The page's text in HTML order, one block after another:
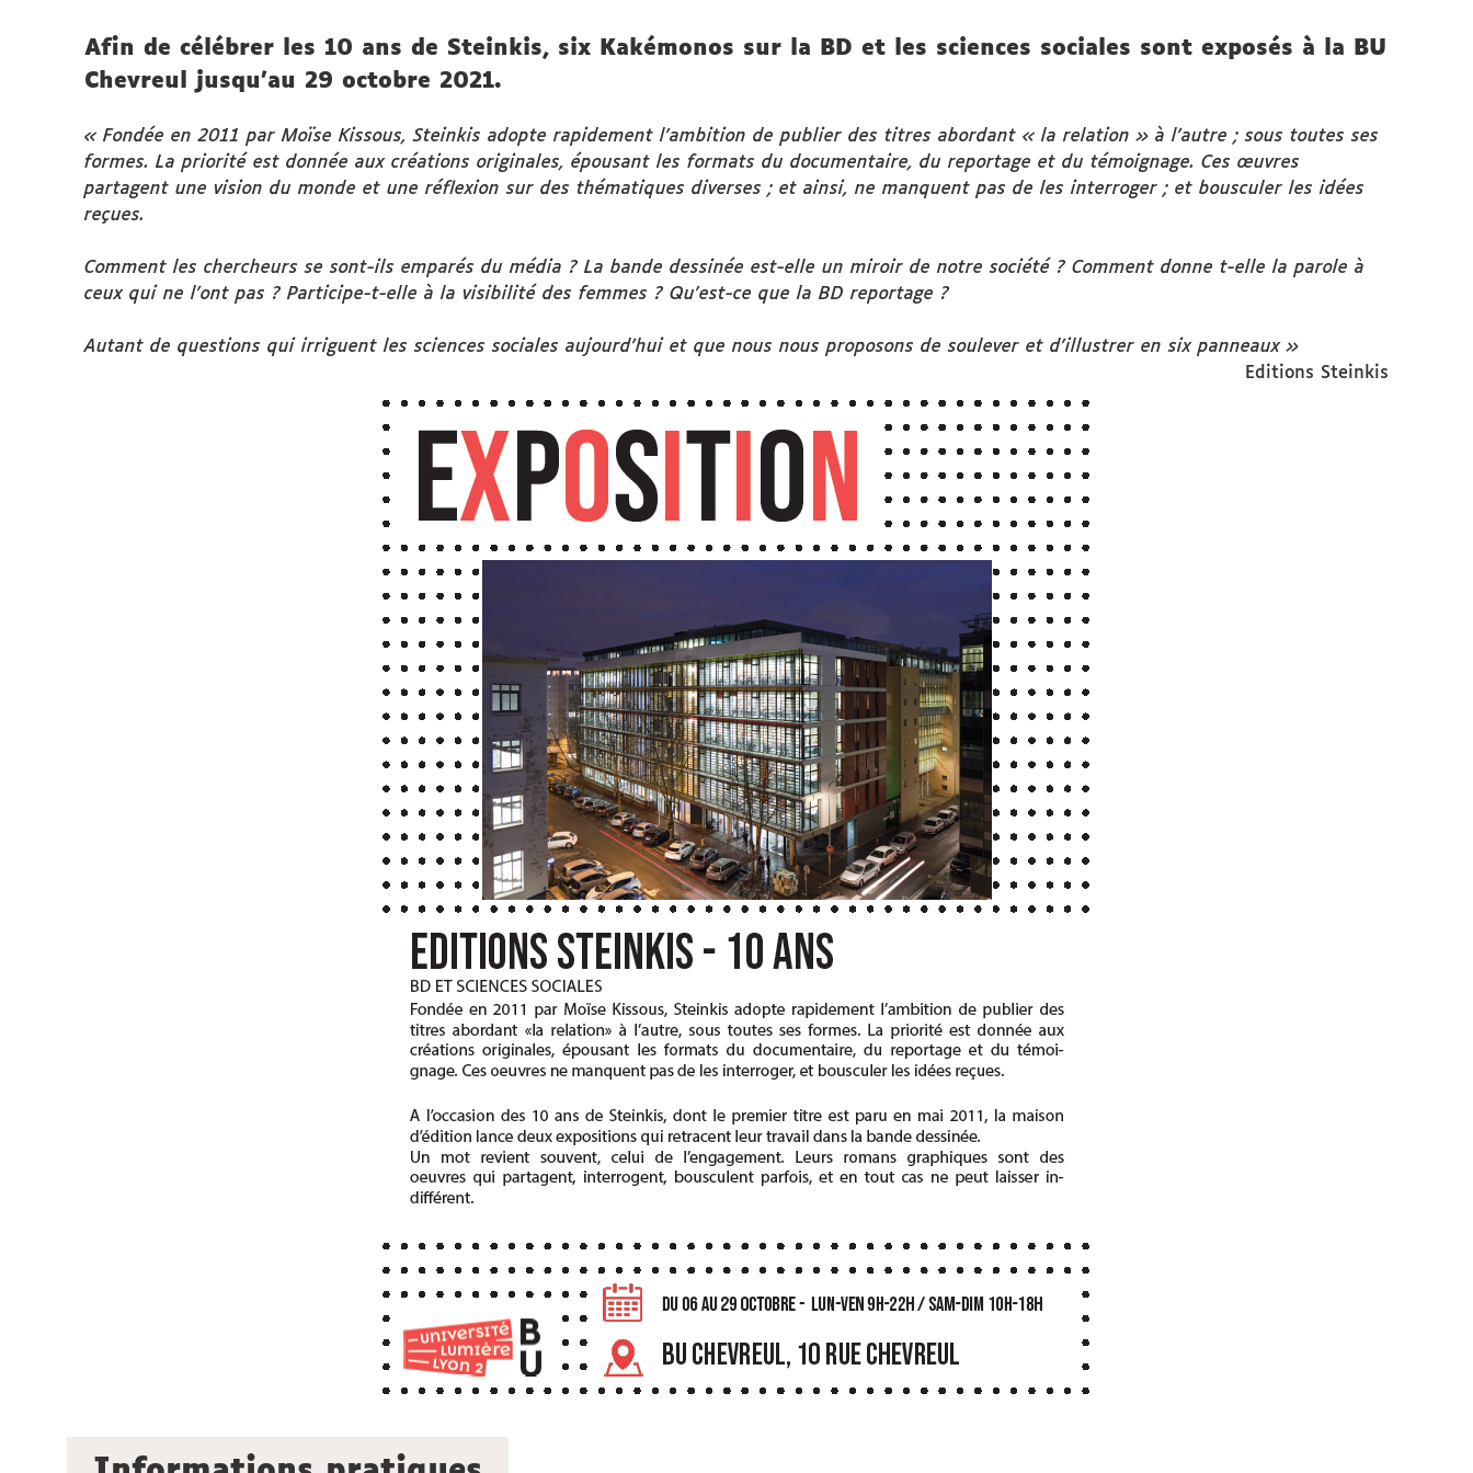
Afin de célébrer les 10 ans de Steinkis, six Kakémonos sur la BD et les sciences sociales sont exposés à la BU
Chevreul jusqu’au 29 octobre 2021.
« Fondée en 2011 par Moïse Kissous, Steinkis adopte rapidement l’ambition de publier des titres abordant « la relation » à l’autre ; sous toutes ses
formes. La priorité est donnée aux créations originales, épousant les formats du documentaire, du reportage et du témoignage. Ces œuvres
partagent une vision du monde et une réflexion sur des thématiques diverses ; et ainsi, ne manquent pas de les interroger ; et bousculer les idées
reçues.
Comment les chercheurs se sont-ils emparés du média ? La bande dessinée est-elle un miroir de notre société ? Comment donne t-elle la parole à
ceux qui ne l’ont pas ? Participe-t-elle à la visibilité des femmes ? Qu’est-ce que la BD reportage ?
Autant de questions qui irriguent les sciences sociales aujourd’hui et que nous nous proposons de soulever et d’illustrer en six panneaux »
Editions Steinkis